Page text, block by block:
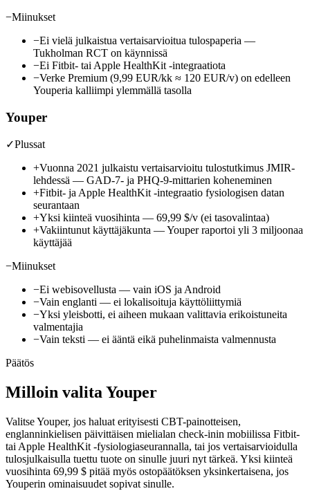
−Miinukset
−Ei vielä julkaistua vertaisarvioitua tulospaperia —
Tukholman RCT on käynnissä
−Ei Fitbit- tai Apple HealthKit -integraatiota
−Verke Premium (9,99 EUR/kk ≈ 120 EUR/v) on edelleen
Youperia kalliimpi ylemmällä tasolla
Youper
✓Plussat
+Vuonna 2021 julkaistu vertaisarvioitu tulostutkimus JMIR-
lehdessä — GAD-7- ja PHQ-9-mittarien koheneminen
+Fitbit- ja Apple HealthKit -integraatio fysiologisen datan
seurantaan
+Yksi kiinteä vuosihinta — 69,99 $/v (ei tasovalintaa)
+Vakiintunut käyttäjäkunta — Youper raportoi yli 3 miljoonaa
käyttäjää
−Miinukset
−Ei webisovellusta — vain iOS ja Android
−Vain englanti — ei lokalisoituja käyttöliittymiä
−Yksi yleisbotti, ei aiheen mukaan valittavia erikoistuneita
valmentajia
−Vain teksti — ei ääntä eikä puhelinmaista valmennusta
Päätös
Milloin valita Youper
Valitse Youper, jos haluat erityisesti CBT-painotteisen,
englanninkielisen päivittäisen mielialan check-inin mobiilissa Fitbit-
tai Apple HealthKit -fysiologiaseurannalla, tai jos vertaisarvioidulla
tulosjulkaisulla tuettu tuote on sinulle juuri nyt tärkeä. Yksi kiinteä
vuosihinta 69,99 $ pitää myös ostopäätöksen yksinkertaisena, jos
Youperin ominaisuudet sopivat sinulle.